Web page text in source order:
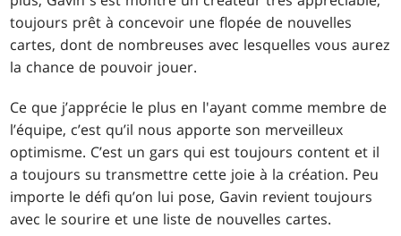
toujours prêt à concevoir une flopée de nouvelles
cartes, dont de nombreuses avec lesquelles vous aurez
la chance de pouvoir jouer.
Ce que j’apprécie le plus en l'ayant comme membre de
l’équipe, c’est qu’il nous apporte son merveilleux
optimisme. C’est un gars qui est toujours content et il
a toujours su transmettre cette joie à la création. Peu
importe le défi qu’on lui pose, Gavin revient toujours
avec le sourire et une liste de nouvelles cartes.